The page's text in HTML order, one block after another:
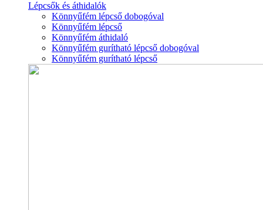
Lépcsők és áthidalók
Könnyűfém lépcső dobogóval
Könnyűfém lépcső
Könnyűfém áthidaló
Könnyűfém gurítható lépcső dobogóval
Könnyűfém gurítható lépcső